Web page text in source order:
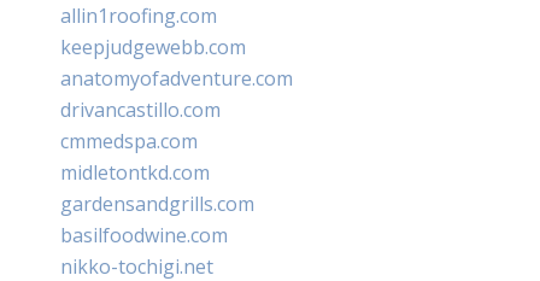
allin1roofing.com
keepjudgewebb.com
anatomyofadventure.com
drivancastillo.com
cmmedspa.com
midletontkd.com
gardensandgrills.com
basilfoodwine.com
nikko-tochigi.net